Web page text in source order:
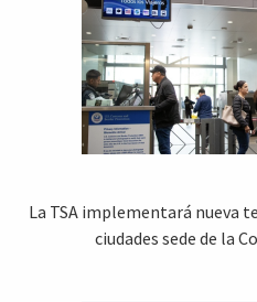
La TSA implementará nueva
ciudades sede de la